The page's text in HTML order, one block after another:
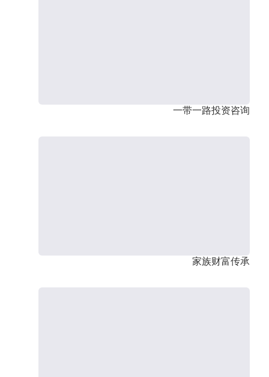
一带一路投资咨询
家族财富传承